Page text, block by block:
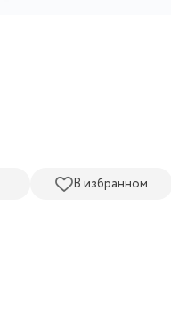
В избранном